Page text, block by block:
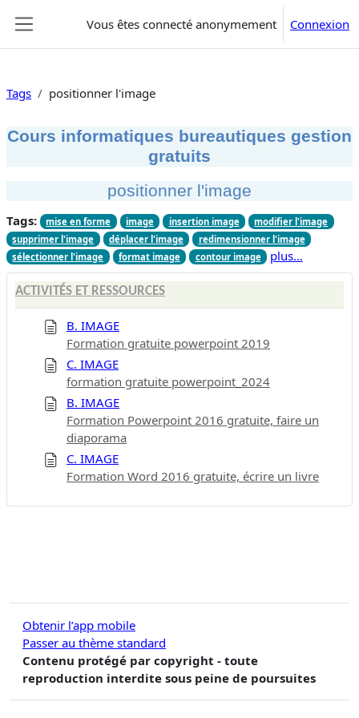
Vous êtes connecté anonymement Connexion
Tags positionner l'image
Cours informatiques bureautiques gestion
gratuits
positionner l'image
Tags: mise en forme image insertion image
modifier l'image
supprimer l'image
déplacer l'image
redimensionner l'image
sélectionner l'image
format image contour image plus…
ACTIVITÉS ET RESSOURCES
B. IMAGE
Formation gratuite powerpoint 2019
C. IMAGE
formation gratuite powerpoint_2024
B. IMAGE
Formation Powerpoint 2016 gratuite, faire un
diaporama
C. IMAGE
Formation Word 2016 gratuite, écrire un livre
Obtenir l’app mobile
Passer au thème standard
Contenu protégé par copyright - toute
reproduction interdite sous peine de poursuites